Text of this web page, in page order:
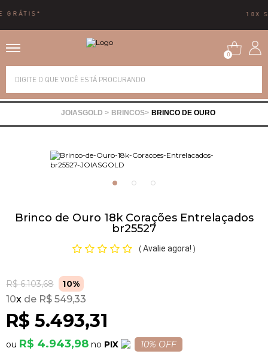
0
BRINCOS BRINCO DE OURO
Brinco de Ouro 18k Corações Entrelaçados
br25527
( Avalie agora! )
R$ 6.103,68 10%
R$ 5.493,31
10x R$ 549,33
R$ 4.943,98 PIX 10% OFF
Alianças
Brincos
Pulseiras
Piercing